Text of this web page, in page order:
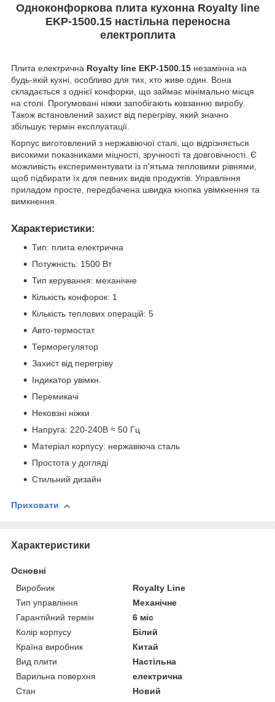
Одноконфоркова плита кухонна Royalty line
EKP-1500.15 настільна переносна
електроплита
Плита електрична Royalty line EKP-1500.15 незамінна на
будь-якій кухні, особливо для тих, хто живе один. Вона
складається з однієї конфорки, що займає мінімально місця
на столі. Прогумовані ніжки запобігають ковзанню виробу.
Також встановлений захист від перегріву, який значно
збільшує термін експлуатації.
Корпус виготовлений з нержавіючої сталі, що відрізняється
високими показниками міцності, зручності та довговічності. Є
можливість експериментувати із п'ятьма тепловими рівнями,
щоб підбирати їх для певних видів продуктів. Управління
приладом просте, передбачена швидка кнопка увімкнення та
вимкнення.
Характеристики:
Тип: плита електрична
Потужність: 1500 Вт
Тип керування: механічне
Кількість конфорок: 1
Кількість теплових операцій: 5
Авто-термостат
Терморегулятор
Захист від перегріву
Індикатор увімкн.
Перемикачі
Нековзні ніжки
Напруга: 220-240В ≈ 50 Гц
Матеріал корпусу: нержавіюча сталь
Простота у догляді
Стильний дизайн
Приховати
Характеристики
Основні
Виробник
Royalty Line
Тип управління
Механічне
Гарантійний термін
6 міс
Колір корпусу
Білий
Країна виробник
Китай
Вид плити
Настільна
Варильна поверхня
електрична
Стан
Новий